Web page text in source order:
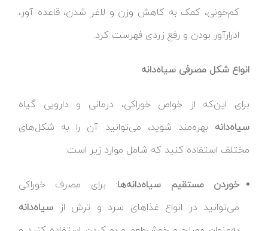
کم‌خونی، کمک به کاهش وزن و لاغر شدن، قاعده آور،
ادرارآور بودن و رفع زردی فهرست کرد.
انواع شکل مصرفی سیاه‌دانه
برای این‌که از خواص خوراکی، درمانی و دارویی گیاه
سیاه‌دانه بهره‌مند شوید، می‌توانید آن را به شکل‌های
مختلف استفاده کنید که شامل موارد زیر است:
خوردن مستقیم سیاه‌دانه‌ها: برای مصرف خوراکی
می‌توانید در انواع غذاهای سرد و ترش از سیاه‌دانه